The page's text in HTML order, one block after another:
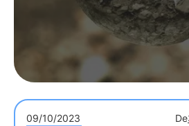
09/10/2023 De